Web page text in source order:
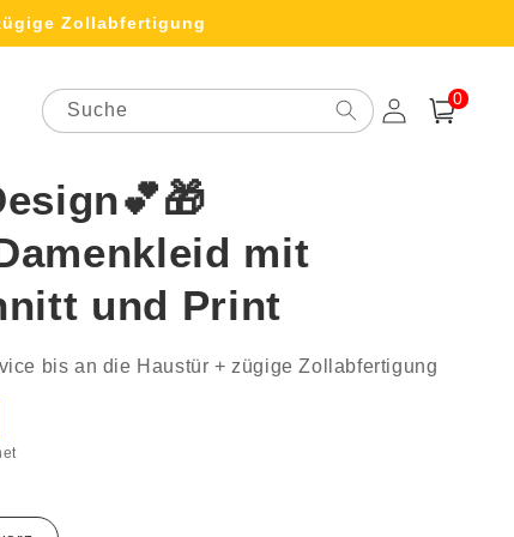
Zollabfertigung
Suche EinloggenWarenkorb
0
Artikel
mit
und Print
bis an die Haustür + zügige Zollabfertigung